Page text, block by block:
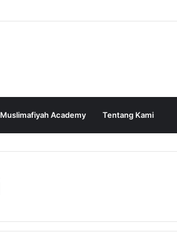
Muslimafiyah Academy Tentang Kami